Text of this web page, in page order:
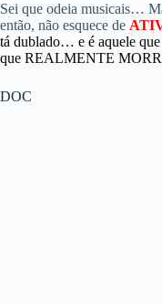
Sei que odeia musicais…
então, não esquece de
tá dublado… e é aquele que
que REALMENTE
DOC